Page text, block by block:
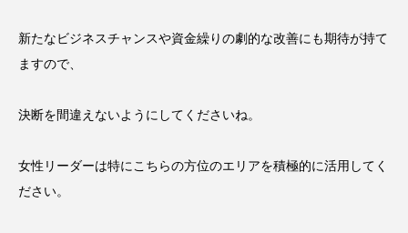
新たなビジネスチャンスや資金繰りの劇的な改善にも期待が持て
ますので、
決断を間違えないようにしてくださいね。
女性リーダーは特にこちらの方位のエリアを積極的に活用してく
ださい。